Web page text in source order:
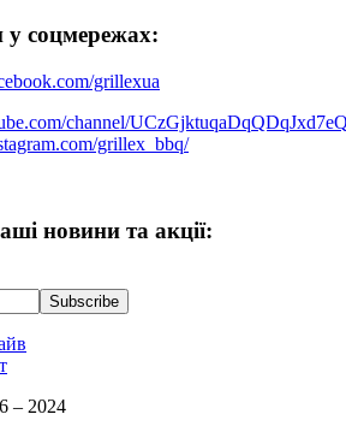
у соцмережах:
новини та акції:
– 2024